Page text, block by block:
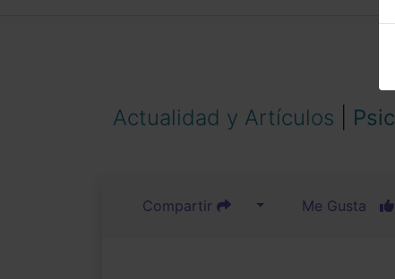
Actualidad y Artículos
Compartir Me Gusta